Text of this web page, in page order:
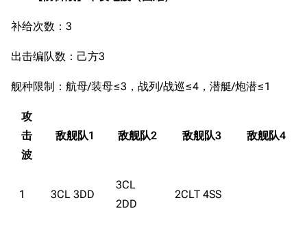
补给次数：3
出击编队数：己方3
舰种限制：航母/装母≤3，战列/战巡≤4，潜艇/炮潜≤1
攻
击
波
敌舰队1 敌舰队2 敌舰队3 敌舰队4
1 3CL 3DD
3CL
2DD
2CLT 4SS